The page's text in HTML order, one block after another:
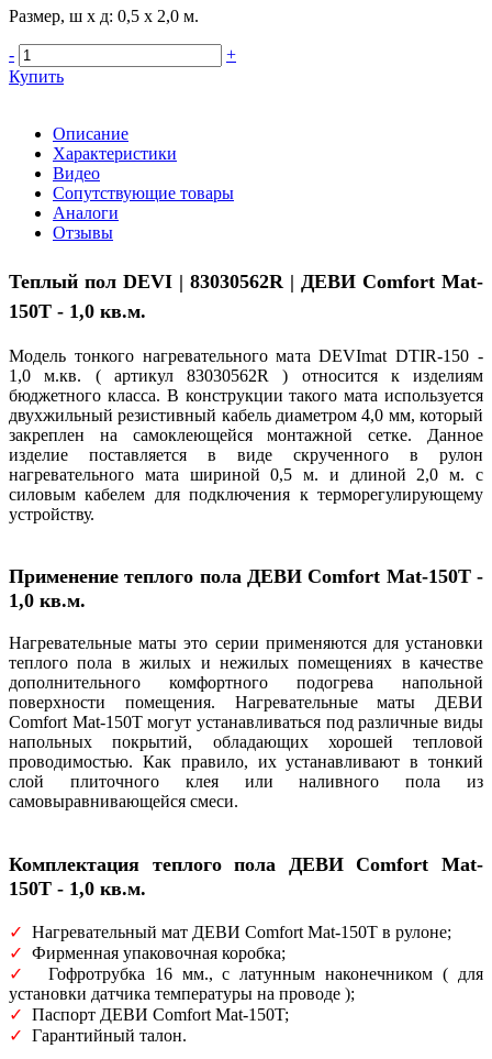
Размер, ш х д: 0,5 х 2,0 м.
-
+
Купить
Описание
Характеристики
Видео
Сопутствующие товары
Аналоги
Отзывы
Теплый пол DEVI | 83030562R | ДЕВИ Comfort Mat-
150T - 1,0 кв.м.
Модель тонкого нагревательного мата DEVImat DTIR-150 -
1,0 м.кв. ( артикул 83030562R ) относится к изделиям
бюджетного класса. В конструкции такого мата используется
двухжильный резистивный кабель диаметром 4,0 мм, который
закреплен на самоклеющейся монтажной сетке. Данное
изделие поставляется в виде скрученного в рулон
нагревательного мата шириной 0,5 м. и длиной 2,0 м. с
силовым кабелем для подключения к терморегулирующему
устройству.
Применение теплого пола ДЕВИ Comfort Mat-150T-
1,0 кв.м.
Нагревательные маты это серии применяются для установки
теплого пола в жилых и нежилых помещениях в качестве
дополнительного комфортного подогрева напольной
поверхности помещения. Нагревательные маты ДЕВИ
Comfort Mat-150T могут устанавливаться под различные виды
напольных покрытий, обладающих хорошей тепловой
проводимостью. Как правило, их устанавливают в тонкий
слой плиточного клея или наливного пола из
самовыравнивающейся смеси.
Комплектация теплого пола ДЕВИ Comfort Mat-
150T - 1,0 кв.м.
✓ Нагревательный мат ДЕВИ Comfort Mat-150T в рулоне;
✓ Фирменная упаковочная коробка;
✓
Гофротрубка 16 мм., c латунным наконечником ( для
установки датчика температуры на проводе );
✓ Паспорт ДЕВИ Comfort Mat-150T;
✓ Гарантийный талон.